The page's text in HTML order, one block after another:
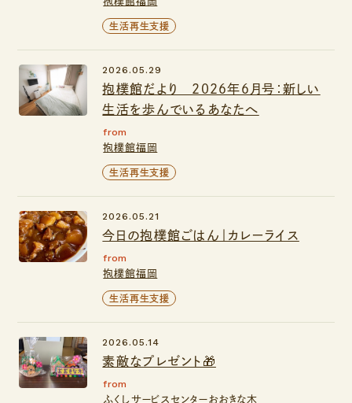
生活再生支援
抱樸館だより ２０２６年６月号：新しい
生活を歩んでいるあなたへ
2026.05.29
from
抱樸館福岡
生活再生支援
今日の抱樸館ごはん｜カレーライス
2026.05.21
from
抱樸館福岡
生活再生支援
素敵なプレゼント🎁
2026.05.14
from
ふくしサービスセンターおおきな木